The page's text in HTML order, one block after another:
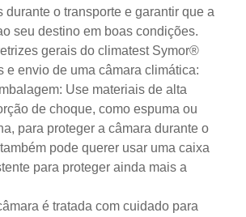
durante o transporte e garantir que a
seu destino em boas condições.
gerais do climatest Symor®
e envio de uma câmara climática:
Use materiais de alta
de choque, como espuma ou
para proteger a câmara durante o
pode querer usar uma caixa
para proteger ainda mais a
é tratada com cuidado para